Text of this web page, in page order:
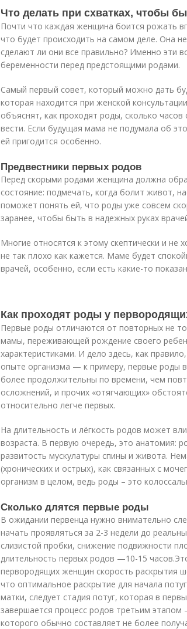
Что делать при схватках, чтобы
Почти что каждая женщина боится рожать
что будет происходить на самом деле. Она
сделают ли они все правильно? Именно эти
беременности перед предстоящими родами.
Самый первый совет, который можно дать
которая находится при женской
объяснят, как проходят роды, сколько
вести. Если будущая мама не подумала об
ей пригодится особенно.
Предвестники первых родов
Перед скорыми родами женщина должна
состояние: подмечать, когда болит живот,
поможет понять ей, что роды уже совсем
заранее, чтобы быть в надежных руках
Многие относятся к этому скептически и не
не так плохо как кажется. Маме будет
врачей, особенно, если есть какие-то
Как проходят роды у
Первые роды отличаются от повторных не
мамы, переживающей рождение своего
характеристиками. И дело здесь, как
опыте организма — к примеру, первые роды в
более продолжительны по времени, чем
осложнений, и прочих «отягчающих»
относительно легче первых.
На длительность и лёгкость родов может
возраста. В первую очередь, это анатомия:
развитость мускулатуры спины и живота.
(хронических и острых), как связанных с
организм в целом, ведь роды – это
Сколько длятся первые роды
В ожидании первенца нужно внимательно
начать проявляться за 2-3 недели до
слизистой пробки, снижение подвижности
длительность первых родов —10-15 часов.
первородящих женщин скорость раскрытия
что оптимальное раскрытие для начала
матки, следует стадия потуг, которая в
завершается процесс родов третьим этапом
которого обычно составляет не более